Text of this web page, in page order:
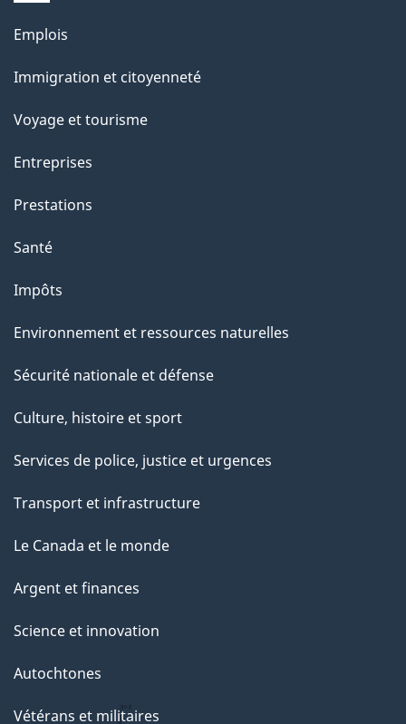
Thèmes
sujets
Emplois
Immigration et citoyenneté
Voyage et tourisme
Entreprises
Prestations
Santé
Impôts
Environnement et ressources naturelles
Sécurité nationale et défense
Culture, histoire et sport
Services de police, justice et urgences
Transport et infrastructure
Le Canada et le monde
Argent et finances
Science et innovation
Autochtones
Vétérans et militaires